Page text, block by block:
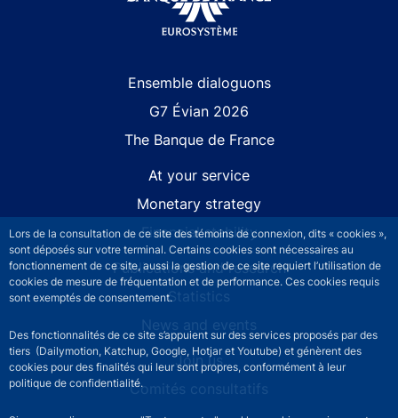
Lors de la consultation de ce site des témoins de connexion, dits « cookies »,
sont déposés sur votre terminal. Certains cookies sont nécessaires au
fonctionnement de ce site, aussi la gestion de ce site requiert l’utilisation de
cookies de mesure de fréquentation et de performance. Ces cookies requis
sont exemptés de consentement.
Des fonctionnalités de ce site s’appuient sur des services proposés par des
tiers (Dailymotion, Katchup, Google, Hotjar et Youtube) et génèrent des
cookies pour des finalités qui leur sont propres, conformément à leur
politique de confidentialité.
Ensemble dialoguons
G7 Évian 2026
The Banque de France
At your service
Monetary strategy
Financial stability
Publications and research
Statistics
News and events
Join us
Comités consultatifs